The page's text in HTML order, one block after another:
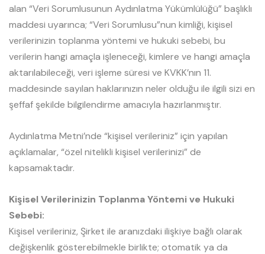
alan “Veri Sorumlusunun Aydınlatma Yükümlülüğü” başlıklı
maddesi uyarınca; “Veri Sorumlusu”nun kimliği, kişisel
verilerinizin toplanma yöntemi ve hukuki sebebi, bu
verilerin hangi amaçla işleneceği, kimlere ve hangi amaçla
aktarılabileceği, veri işleme süresi ve KVKK’nın 11.
maddesinde sayılan haklarınızın neler olduğu ile ilgili sizi en
şeffaf şekilde bilgilendirme amacıyla hazırlanmıştır.
Aydınlatma Metni’nde “kişisel verileriniz” için yapılan
açıklamalar, “özel nitelikli kişisel verilerinizi” de
kapsamaktadır.
Kişisel Verilerinizin Toplanma Yöntemi ve Hukuki
Sebebi:
Kişisel verileriniz, Şirket ile aranızdaki ilişkiye bağlı olarak
değişkenlik gösterebilmekle birlikte; otomatik ya da